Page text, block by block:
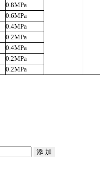
0.8MPa
0.6MPa
0.4MPa
0.2MPa
0.4MPa
0.2MPa
0.2MPa